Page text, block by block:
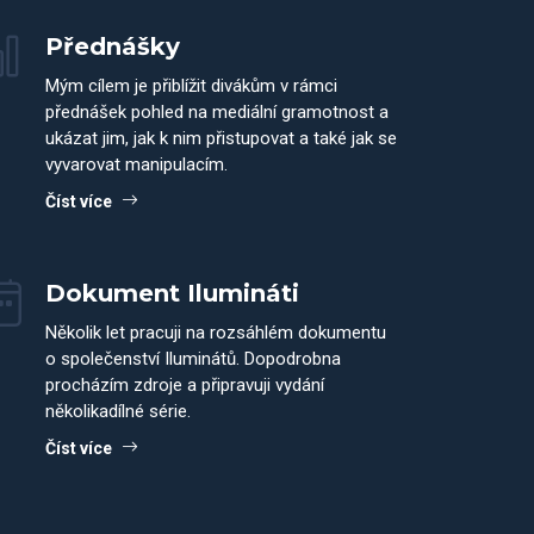
Přednášky
Mým cílem je přiblížit divákům v rámci
přednášek pohled na mediální gramotnost a
ukázat jim, jak k nim přistupovat a také jak se
vyvarovat manipulacím.
Číst více
Dokument Ilumináti
Několik let pracuji na rozsáhlém dokumentu
o společenství Iluminátů. Dopodrobna
procházím zdroje a připravuji vydání
několikadílné série.
Číst více